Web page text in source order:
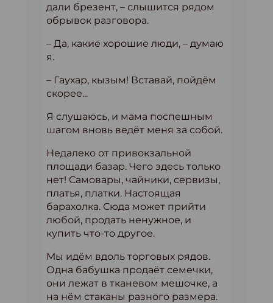
дали брезент, – слышится рядом
обрывок разговора.
– Да, какие хорошие люди, – думаю
я.
– Гаухар, кызым! Вставай, пойдём
скорее...
Я слушаюсь, и мама поспешным
шагом вновь ведёт меня за собой.
Недалеко от привокзальной
площади базар. Чего здесь только
нет! Самовары, чайники, сервизы,
платья, платки. Настоящая
барахолка. Сюда может прийти
любой, продать ненужное, и
купить что-то другое.
Мы идём вдоль торговых рядов.
Одна бабушка продаёт семечки,
они лежат в тканевом мешочке, а
на нём стаканы разного размера.